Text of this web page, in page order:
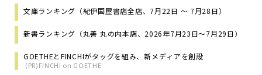
文庫ランキング（紀伊国屋書店全店、7月22日 ～ 7月28日）
新書ランキング（丸善 丸の内本店、2026年7月23日～7月29日）
GOETHEとFINCHIがタッグを組み、新メディアを創設
(PR)FINCHI on GOETHE